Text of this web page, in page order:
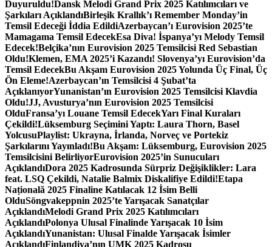
Duyuruldu!Dansk Melodi Grand Prix 2025 Katılımcıları ve
Şarkıları AçıklandıBirleşik Krallık’ı Remember Monday’in
Temsil Edeceği İddia EdildiAzerbaycan’ı Eurovision 2025’te
Mamagama Temsil EdecekEsa Diva! İspanya’yı Melody Temsil
Edecek!Belçika’nın Eurovision 2025 Temsilcisi Red Sebastian
Oldu!Klemen, EMA 2025’i Kazandı! Slovenya’yı Eurovision’da
Temsil EdecekBu Akşam Eurovision 2025 Yolunda Üç Final, Üç
Ön Eleme!Azerbaycan’ın Temsilcisi 4 Şubat’ta
AçıklanıyorYunanistan’ın Eurovision 2025 Temsilcisi Klavdia
Oldu!JJ, Avusturya’nın Eurovision 2025 Temsilcisi
OlduFransa’yı Louane Temsil EdecekYarı Final Kuraları
Çekildi!Lüksemburg Seçimini Yaptı: Laura Thorn, Basel
YolcusuPlaylist: Ukrayna, İrlanda, Norveç ve Portekiz
Şarkılarını Yayınladı!Bu Akşam: Lüksemburg, Eurovision 2025
Temsilcisini BelirliyorEurovision 2025’in Sunucuları
AçıklandıDora 2025 Kadrosunda Sürpriz Değişiklikler: Lara
feat. LSQ Çekildi, Natalie Balmix Diskalifiye Edildi!Etapa
Națională 2025 Finaline Katılacak 12 İsim Belli
OlduSöngvakeppnin 2025’te Yarışacak Sanatçılar
AçıklandıMelodi Grand Prix 2025 Katılımcıları
AçıklandıPolonya Ulusal Finalinde Yarışacak 10 İsim
AçıklandıYunanistan: Ulusal Finalde Yarışacak İsimler
AçıklandıFinlandiya’nın UMK 2025 Kadrosu